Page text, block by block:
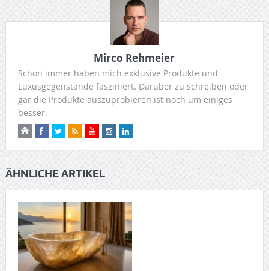
Mirco Rehmeier
Schon immer haben mich exklusive Produkte und
Luxusgegenstände fasziniert. Darüber zu schreiben oder
gar die Produkte auszuprobieren ist noch um einiges
besser.
ÄHNLICHE ARTIKEL